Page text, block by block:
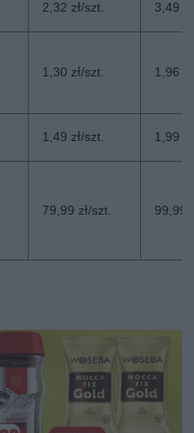
2,32 zł/szt. 3,49
1,30 zł/szt. 1,96
1,49 zł/szt. 1,99
79,99 zł/szt. 99,99